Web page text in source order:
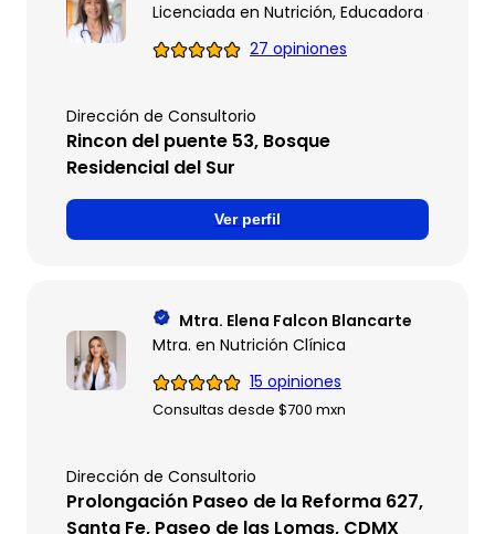
Licenciada en Nutrición, Educadora en
27 opiniones
Dirección de Consultorio
Rincon del puente 53, Bosque
Residencial del Sur
Ver perfil
Mtra. Elena Falcon Blancarte
Mtra. en Nutrición Clínica
15 opiniones
Consultas desde $700 mxn
Dirección de Consultorio
Prolongación Paseo de la Reforma 627,
Santa Fe, Paseo de las Lomas, CDMX